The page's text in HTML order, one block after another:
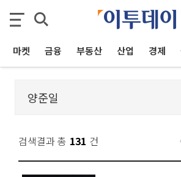
마켓 금융 부동산 산업 경제
검색결과 총 131 건